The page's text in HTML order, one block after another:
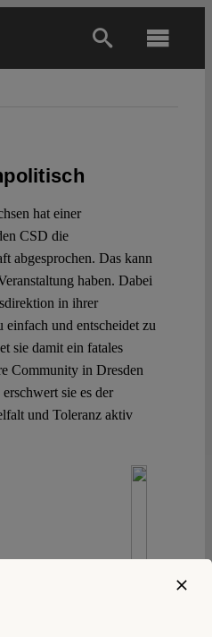
Projects
Access
Authors
Spotlight
hat einer
CSD die
abgesprochen. Das kann
haben. Dabei
in ihrer
und entscheidet zu
sie damit ein fatales
Community in Dresden
sie es der
und Toleranz aktiv